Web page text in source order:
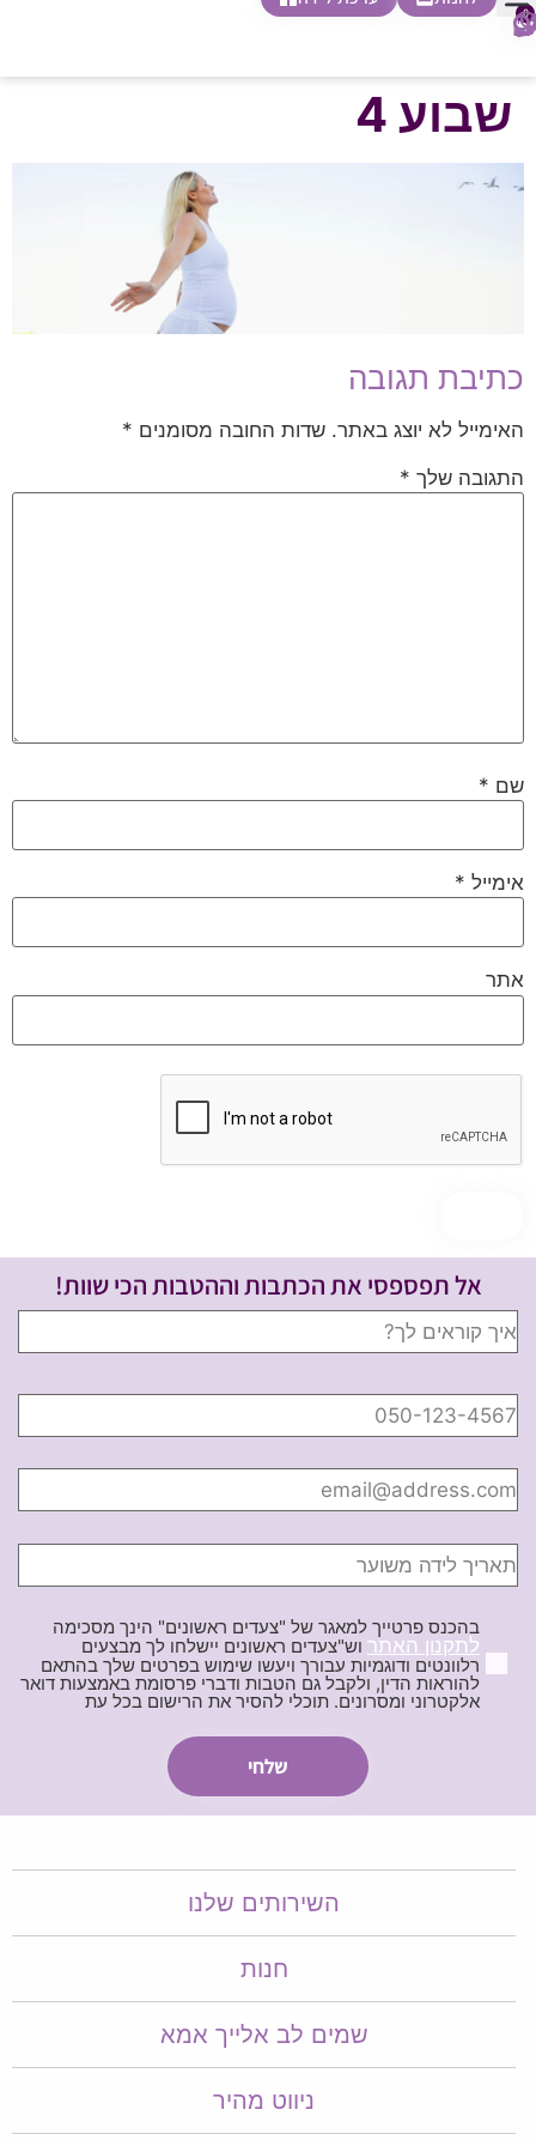
0
שבוע 4
כתיבת תגובה
האימייל לא יוצג באתר. שדות החובה מסומנים *
התגובה שלך *
שם *
אימייל *
אתר
אל תפספסי את הכתבות וההטבות הכי שוות!
בהכנס פרטייך למאגר של "צעדים ראשונים" הינך מסכימה
לתקנון האתר וש"צעדים ראשונים יישלחו לך מבצעים
רלוונטים ודוגמיות עבורך ויעשו שימוש בפרטים שלך בהתאם
להוראות הדין, ולקבל גם הטבות ודברי פרסומת באמצעות דואר
אלקטרוני ומסרונים. תוכלי להסיר את הרישום בכל עת
השירותים שלנו
חנות
שמים לב אלייך אמא​​
ניווט מהיר